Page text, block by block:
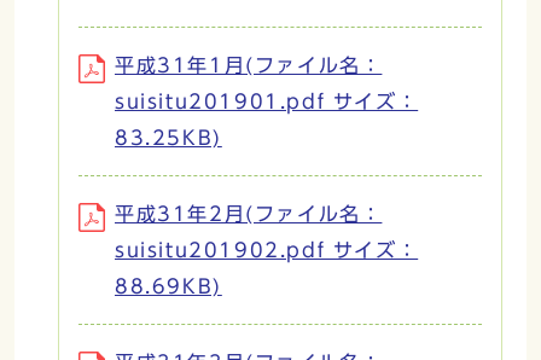
平成31年1月(ファイル名：
suisitu201901.pdf サイズ：
83.25KB)
平成31年2月(ファイル名：
suisitu201902.pdf サイズ：
88.69KB)